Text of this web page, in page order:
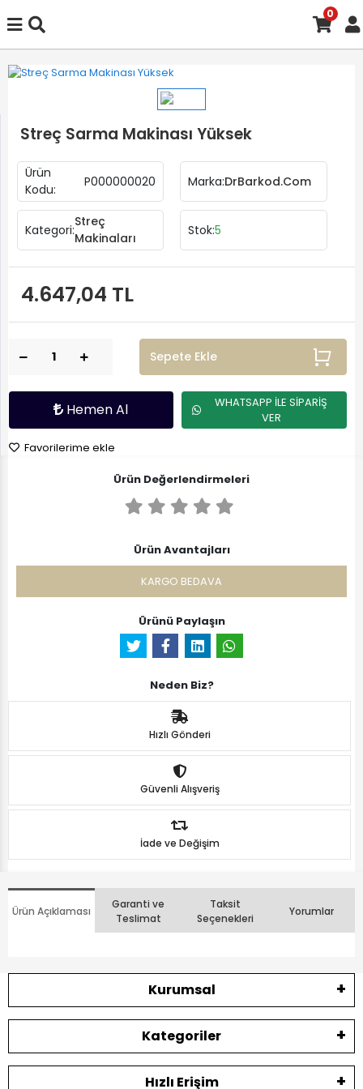
0
Streç Sarma Makinası Yüksek
Ürün
Kodu:
P000000020 Marka:DrBarkod.Com
Kategori:
Streç
Makinaları
Stok:5
4.647,04 TL
Sepete Ekle
Hemen Al
WHATSAPP İLE SİPARİŞ
VER
Favorilerime ekle
Ürün Değerlendirmeleri
Ürün Avantajları
KARGO BEDAVA
Ürünü Paylaşın
Neden Biz?
Hızlı Gönderi
Güvenli Alışveriş
İade ve Değişim
Ürün Açıklaması
Garanti ve
Teslimat
Taksit
Seçenekleri
Yorumlar
Kurumsal
Kategoriler
Hızlı Erişim